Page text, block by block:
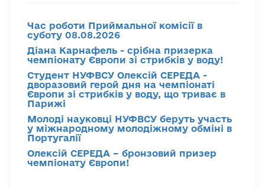
Час роботи Приймальної комісії в
суботу 08.08.2026
Діана Карнафель - срібна призерка
чемпіонату Європи зі стрибків у воду!
Студент НУФВСУ Олексій СЕРЕДА -
дворазовий герой дня на чемпіонаті
Європи зі стрибків у воду, що триває в
Парижі
Молоді науковці НУФВСУ беруть участь
у міжнародному молодіжному обміні в
Португалії
Олексій СЕРЕДА – бронзовий призер
чемпіонату Європи!